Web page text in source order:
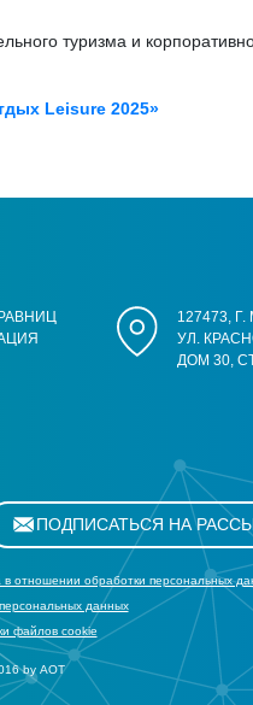
туризма и
Leisure 2025»
127473,
УЛ.
ДОМ 30,
ПОДПИСАТЬСЯ НА
отношении обработки персональных
данных
файлов cookie
by АОТ